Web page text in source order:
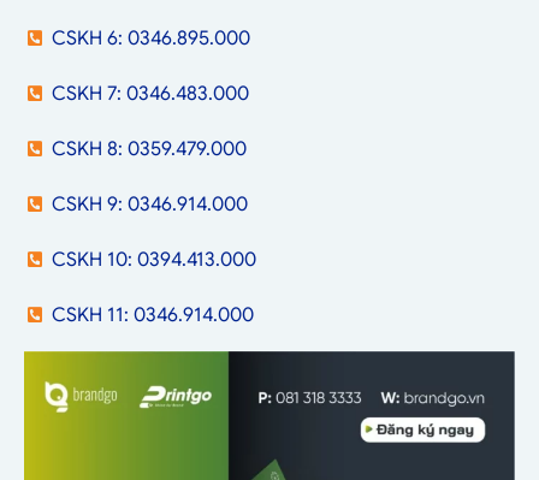
CSKH 6: 0346.895.000
CSKH 7: 0346.483.000
CSKH 8: 0359.479.000
CSKH 9: 0346.914.000
CSKH 10: 0394.413.000
CSKH 11: 0346.914.000